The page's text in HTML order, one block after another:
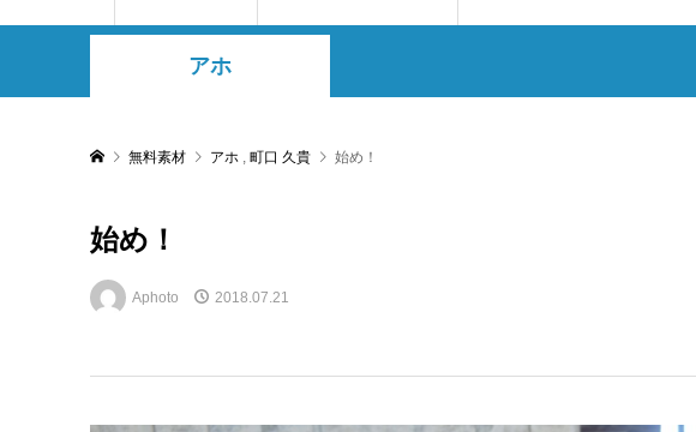
アホ
無料素材 アホ , 町口 久貴 始め！
始め！
Aphoto 2018.07.21